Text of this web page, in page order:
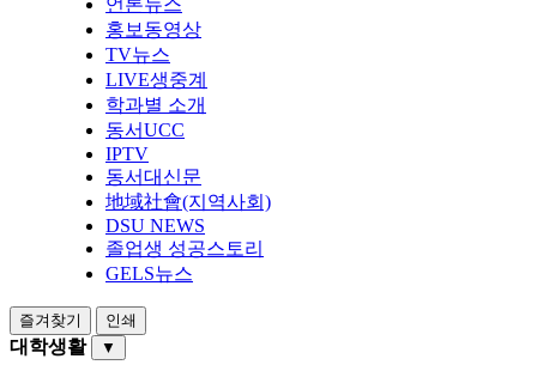
홍보동영상
TV뉴스
LIVE생중계
학과별 소개
동서UCC
IPTV
동서대신문
地域社會(지역사회)
DSU NEWS
졸업생 성공스토리
GELS뉴스
즐겨찾기 인쇄
대학생활 ▼